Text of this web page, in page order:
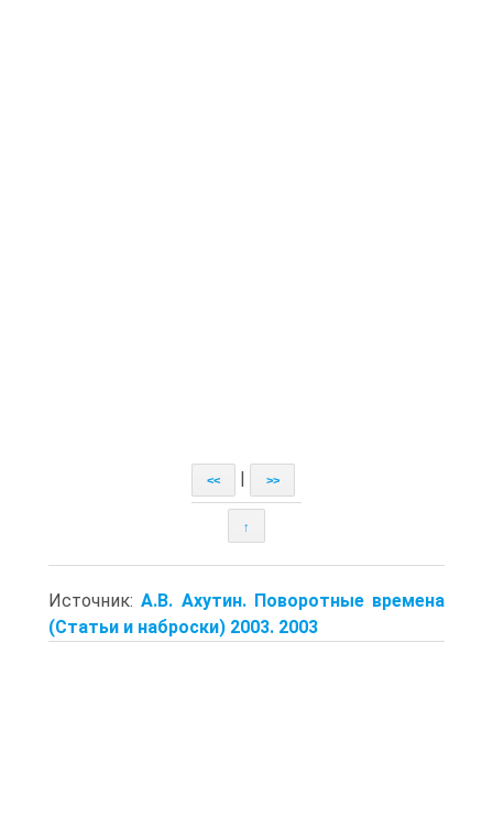
<< >>
↑
Источник:А.В. Ахутин. Поворотные времена
(Статьи и наброски) 2003. 2003